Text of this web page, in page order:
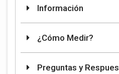
Información
¿Cómo Medir?
Preguntas y